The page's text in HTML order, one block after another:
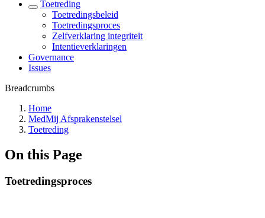
Toetreding
Toetredingsbeleid
Toetredingsproces
Zelfverklaring integriteit
Intentieverklaringen
Governance
Issues
Breadcrumbs
Home
MedMij Afsprakenstelsel
Toetreding
On this Page
Toetredingsproces